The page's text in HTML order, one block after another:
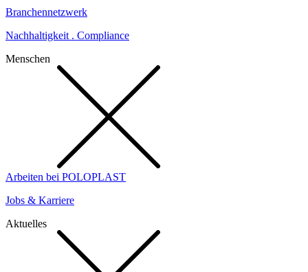
Branchennetzwerk
Nachhaltigkeit . Compliance
Menschen
Arbeiten bei POLOPLAST
Jobs & Karriere
Aktuelles